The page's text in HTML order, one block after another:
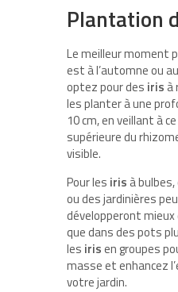
Plantation
Le meilleur moment
est à l’automne ou
optez pour des iris à
les planter à une
10 cm, en veillant à
supérieure du
visible.
Pour les iris à
ou des jardinières
développeront
que dans des pots
les irisen groupes
masse et enhancez
votre jardin.